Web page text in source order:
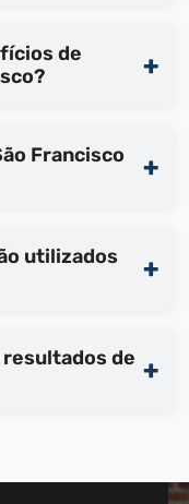
de
utilizados
de